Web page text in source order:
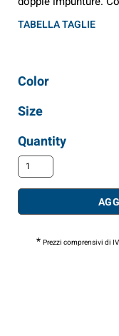
TABELLA TAGLIE
Color
Size
Quantity
* Prezzi comprensivi di